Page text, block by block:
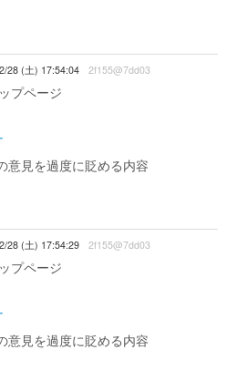
28 (土) 17:54:04 2f155@7dd03
プページ
意見を過度に貶める内容
28 (土) 17:54:29 2f155@7dd03
プページ
意見を過度に貶める内容